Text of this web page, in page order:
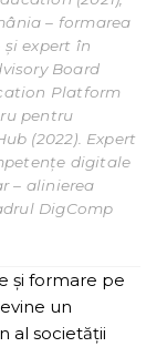
– formarea
expert în
Board
Platform
pentru
(2022). Expert
digitale
– alinierea
DigComp
şi formare pe
un
al societăţii